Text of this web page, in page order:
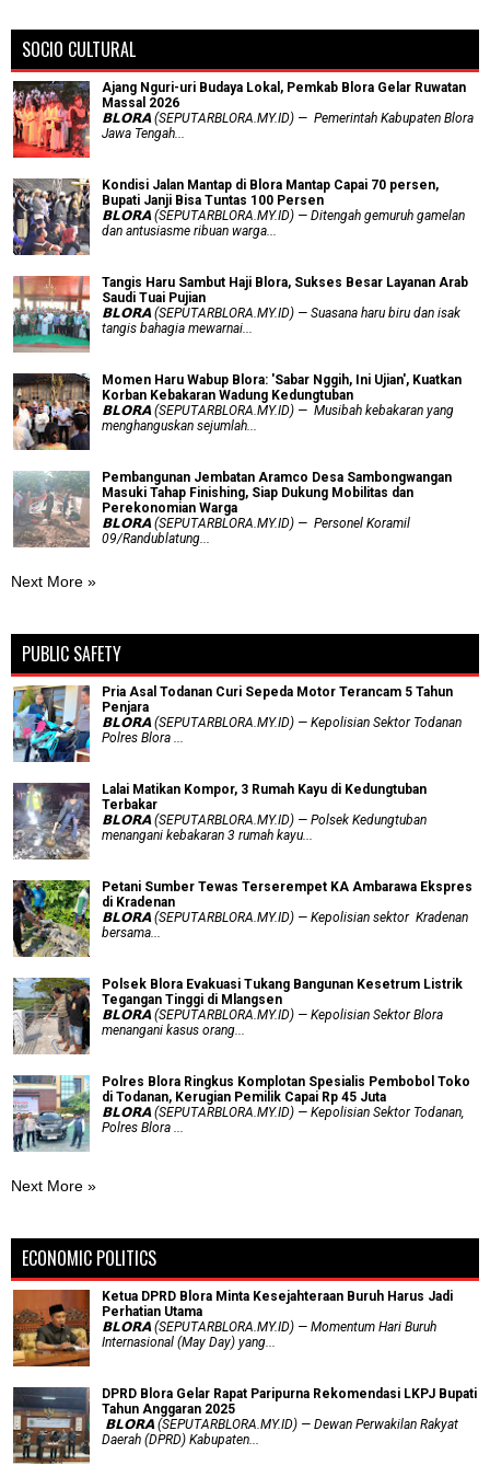
SOCIO CULTURAL
Ajang Nguri-uri Budaya Lokal, Pemkab Blora Gelar Ruwatan
Massal 2026
𝗕𝗟𝗢𝗥𝗔 (SEPUTARBLORA.MY.ID) — Pemerintah Kabupaten Blora
Jawa Tengah...
Kondisi Jalan Mantap di Blora Mantap Capai 70 persen,
Bupati Janji Bisa Tuntas 100 Persen
𝗕𝗟𝗢𝗥𝗔 (SEPUTARBLORA.MY.ID) — Ditengah gemuruh gamelan
dan antusiasme ribuan warga...
Tangis Haru Sambut Haji Blora, Sukses Besar Layanan Arab
Saudi Tuai Pujian
𝗕𝗟𝗢𝗥𝗔 (SEPUTARBLORA.MY.ID) — Suasana haru biru dan isak
tangis bahagia mewarnai...
Momen Haru Wabup Blora: ​'Sabar Nggih, Ini Ujian', Kuatkan
Korban Kebakaran Wadung Kedungtuban
𝗕𝗟𝗢𝗥𝗔 (SEPUTARBLORA.MY.ID) — Musibah kebakaran yang
menghanguskan sejumlah...
Pembangunan Jembatan Aramco Desa Sambongwangan
Masuki Tahap Finishing, Siap Dukung Mobilitas dan
Perekonomian Warga
𝗕𝗟𝗢𝗥𝗔 (SEPUTARBLORA.MY.ID) — Personel Koramil
09/Randublatung...
Next More »
PUBLIC SAFETY
Pria Asal Todanan Curi Sepeda Motor Terancam 5 Tahun
Penjara
𝗕𝗟𝗢𝗥𝗔 (SEPUTARBLORA.MY.ID) — Kepolisian Sektor Todanan
Polres Blora ...
Lalai Matikan Kompor, 3 Rumah Kayu di Kedungtuban
Terbakar
𝗕𝗟𝗢𝗥𝗔 (SEPUTARBLORA.MY.ID) — Polsek Kedungtuban
menangani kebakaran 3 rumah kayu...
Petani Sumber Tewas Terserempet KA Ambarawa Ekspres
di Kradenan
𝗕𝗟𝗢𝗥𝗔 (SEPUTARBLORA.MY.ID) — Kepolisian sektor Kradenan
bersama...
Polsek Blora Evakuasi Tukang Bangunan Kesetrum Listrik
Tegangan Tinggi di Mlangsen
𝗕𝗟𝗢𝗥𝗔 (SEPUTARBLORA.MY.ID) — Kepolisian Sektor Blora
menangani kasus orang...
Polres Blora Ringkus Komplotan Spesialis Pembobol Toko
di Todanan, Kerugian Pemilik Capai Rp 45 Juta
𝗕𝗟𝗢𝗥𝗔 (SEPUTARBLORA.MY.ID) — Kepolisian Sektor Todanan,
Polres Blora ...
Next More »
ECONOMIC POLITICS
Ketua DPRD Blora Minta Kesejahteraan Buruh Harus Jadi
Perhatian Utama
​𝗕𝗟𝗢𝗥𝗔 (SEPUTARBLORA.MY.ID) — Momentum Hari Buruh
Internasional (May Day) yang...
DPRD Blora Gelar Rapat Paripurna Rekomendasi LKPJ Bupati
Tahun Anggaran 2025
‎ 𝗕𝗟𝗢𝗥𝗔 (SEPUTARBLORA.MY.ID) — Dewan Perwakilan Rakyat
Daerah (DPRD) Kabupaten...